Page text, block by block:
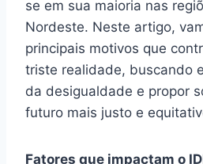
se em sua maioria nas
Nordeste. Neste artigo,
principais motivos que
triste realidade, buscando
da desigualdade e propor
futuro mais justo e
Fatores que impactam o